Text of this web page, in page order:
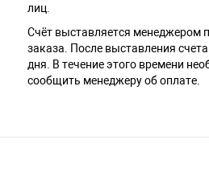
лиц.
Счёт выставляется менеджером
заказа. После выставления
дня. В течение этого времени
сообщить менеджеру об оплате.